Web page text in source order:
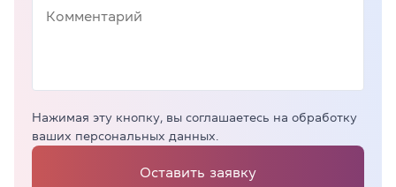
Нажимая эту кнопку, вы соглашаетесь на обработку
ваших персональных данных.
Оставить заявку